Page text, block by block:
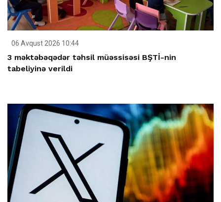
06 Avqust 2026 10:44
3 məktəbəqədər təhsil müəssisəsi BŞTİ-nin
tabeliyinə verildi